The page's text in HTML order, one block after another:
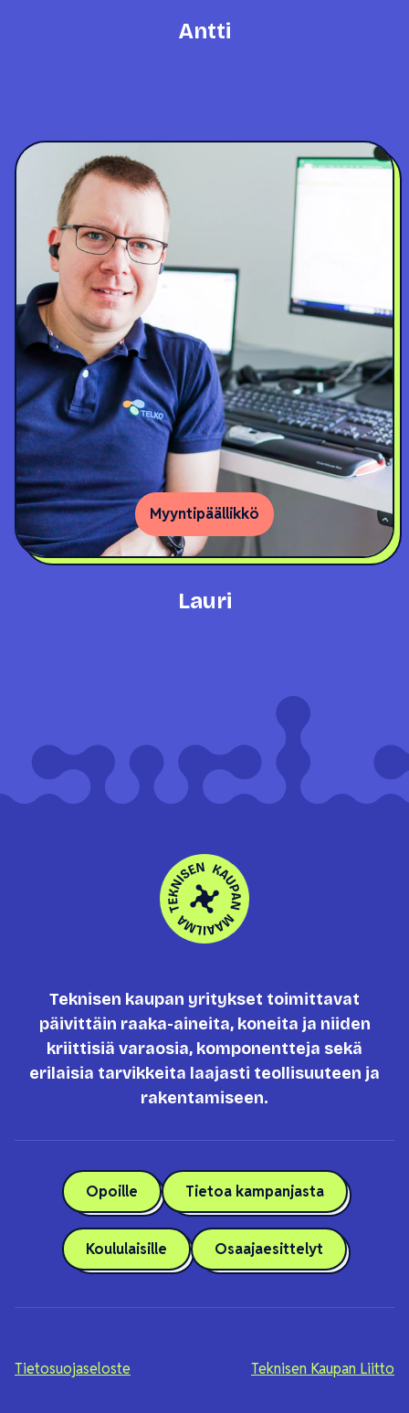
Antti
Myyntipäällikkö
Lauri
Teknisen kaupan yritykset toimittavat
päivittäin raaka-aineita, koneita ja niiden
kriittisiä varaosia, komponentteja sekä
erilaisia tarvikkeita laajasti teollisuuteen ja
rakentamiseen.
Opoille Tietoa kampanjasta
Koululaisille Osaajaesittelyt
Tietosuojaseloste Teknisen Kaupan Liitto